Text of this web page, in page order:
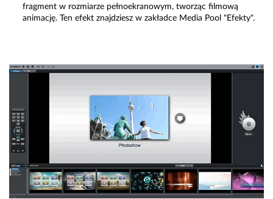
fragment w rozmiarze pełnoekranowym, tworząc filmową
animację. Ten efekt znajdziesz w zakładce Media Pool "Efekty".